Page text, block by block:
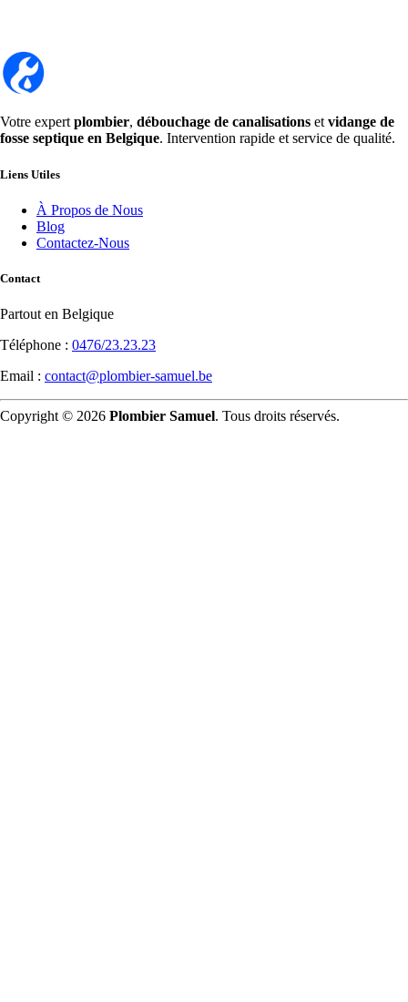
Votre expert plombier, débouchage de canalisations et vidange de
fosse septique en Belgique. Intervention rapide et service de qualité.
Liens Utiles
À Propos de Nous
Blog
Contactez-Nous
Contact
Partout en Belgique
Téléphone : 0476/23.23.23
Email : contact@plombier-samuel.be
Copyright © 2026 Plombier Samuel. Tous droits réservés.